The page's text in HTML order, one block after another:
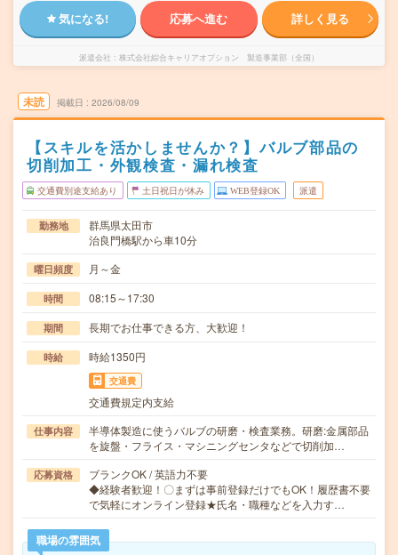
気になる! 応募へ進む 詳しく見る
派遣会社 株式会社綜合キャリアオプション 製造事業部（全国）
未読 掲載日 2026/08/09
【スキルを活かしませんか？】バルブ部品の
切削加工・外観検査・漏れ検査
交通費別途支給あり 土日祝日が休み WEB登録OK 派遣
勤務地
群馬県太田市
治良門橋駅から車10分
曜日頻度 月～金
時間 08:15～17:30
期間 長期でお仕事できる方、大歓迎！
時給 時給1350円
交通費
交通費規定内支給
仕事内容
半導体製造に使うバルブの研磨・検査業務。研磨:金属部品
を旋盤・フライス・マシニングセンタなどで切削加…
応募資格
ブランクOK / 英語力不要
◆経験者歓迎！〇まずは事前登録だけでもOK！履歴書不要
で気軽にオンライン登録★氏名・職種などを入力す…
職場の雰囲気